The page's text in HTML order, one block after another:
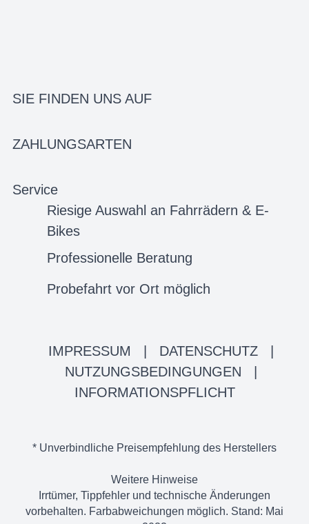
SIE FINDEN UNS AUF
ZAHLUNGSARTEN
Service
Riesige Auswahl an Fahrrädern & E-
Bikes
Professionelle Beratung
Probefahrt vor Ort möglich
IMPRESSUM DATENSCHUTZ
NUTZUNGSBEDINGUNGEN
INFORMATIONSPFLICHT
* Unverbindliche Preisempfehlung des Herstellers
Weitere Hinweise
Irrtümer, Tippfehler und technische Änderungen
vorbehalten. Farbabweichungen möglich. Stand: Mai